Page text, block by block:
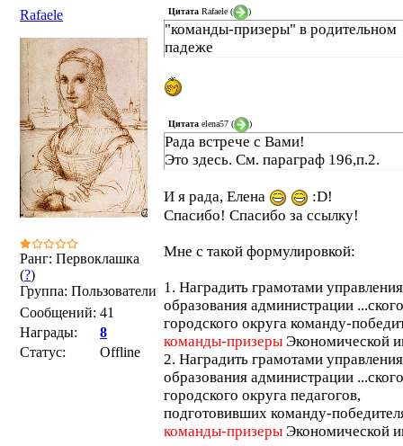
Rafaele
Ранг: Первоклашка
(?)
Группа: Пользователи
Сообщений: 41
Награды:
8
Статус:
Offline
Цитата Rafaele ( )
"команды-призеры" в родительном
падеже
Цитата elena57 ( )
Рада встрече с Вами!
Это здесь. См. параграф 196,п.2.
И я рада, Елена
:D!
Спасибо! Спасибо за ссылку!
Мне с такой формулировкой:
1. Наградить грамотами управления
образования администрации ...ского
городского округа команду-
команды-призеры Экономической
2. Наградить грамотами управления
образования администрации ...ского
городского округа педагогов,
подготовивших команду-
команды-призеры Экономической